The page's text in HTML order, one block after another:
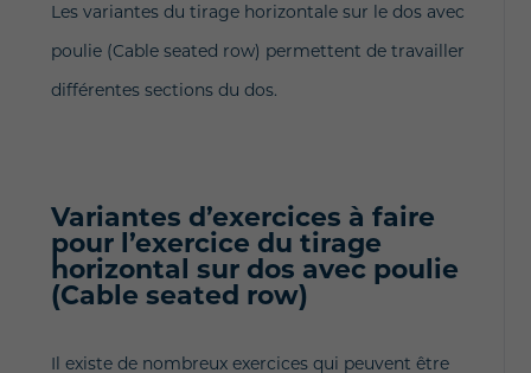
Les variantes du tirage horizontale sur le dos avec
poulie (Cable seated row) permettent de travailler
différentes sections du dos.
Variantes d’exercices à faire
pour l’exercice du tirage
horizontal sur dos avec poulie
(Cable seated row)
Il existe de nombreux exercices qui peuvent être